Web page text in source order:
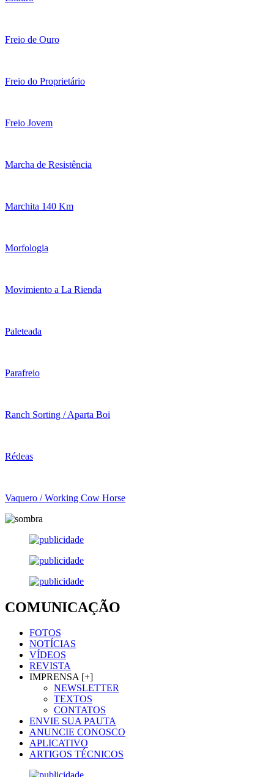
Freio de Ouro
Freio do Proprietário
Freio Jovem
Marcha de Resistência
Marchita 140 Km
Morfologia
Movimiento a La Rienda
Paleteada
Parafreio
Ranch Sorting / Aparta Boi
Rédeas
Vaquero / Working Cow Horse
COMUNICAÇÃO
FOTOS
NOTÍCIAS
VÍDEOS
REVISTA
IMPRENSA [+]
NEWSLETTER
TEXTOS
CONTATOS
ENVIE SUA PAUTA
ANUNCIE CONOSCO
APLICATIVO
ARTIGOS TÉCNICOS